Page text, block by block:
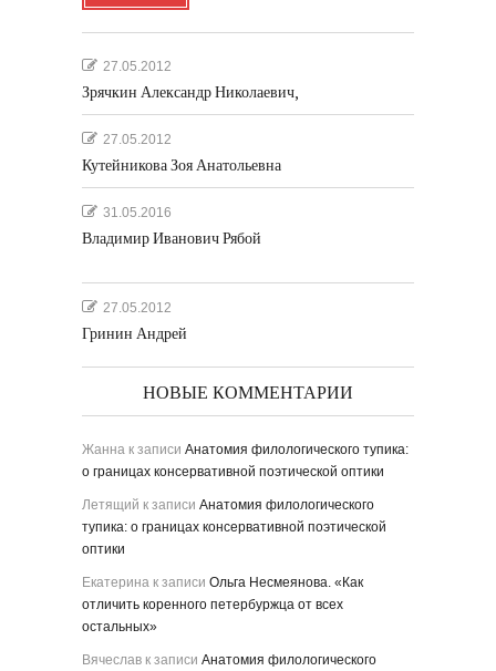
27.05.2012
Зрячкин Александр Николаевич,
27.05.2012
Кутейникова Зоя Анатольевна
31.05.2016
Владимир Иванович Рябой
27.05.2012
Гринин Андрей
НОВЫЕ КОММЕНТАРИИ
Жанна к записи Анатомия филологического тупика:
о границах консервативной поэтической оптики
Летящий к записи Анатомия филологического
тупика: о границах консервативной поэтической
оптики
Екатерина к записи Ольга Несмеянова. «Как
отличить коренного петербуржца от всех
остальных»
Вячеслав к записи Анатомия филологического